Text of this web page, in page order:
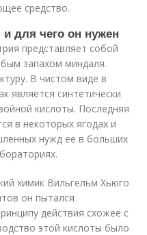
средство.
и для чего он нужен
представляет собой
запахом миндаля.
В чистом виде в
является синтетически
кислоты. Последняя
в некоторых ягодах и
нужд ее в больших
химик Вильгельм Хьюго
он пытался
действия схожее с
этой кислоты было